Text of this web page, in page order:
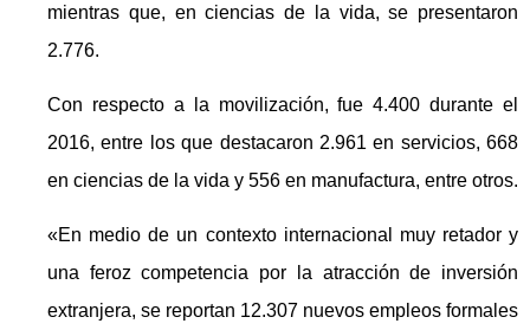
mientras que, en ciencias de la vida, se presentaron
2.776.
Con respecto a la movilización, fue 4.400 durante el
2016, entre los que destacaron 2.961 en servicios, 668
en ciencias de la vida y 556 en manufactura, entre otros.
«En medio de un contexto internacional muy retador y
una feroz competencia por la atracción de inversión
extranjera, se reportan 12.307 nuevos empleos formales